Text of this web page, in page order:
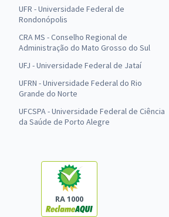
UFR - Universidade Federal de
Rondonópolis
CRA MS - Conselho Regional de
Administração do Mato Grosso do Sul
UFJ - Universidade Federal de Jataí
UFRN - Universidade Federal do Rio
Grande do Norte
UFCSPA - Universidade Federal de Ciência
da Saúde de Porto Alegre
RA 1000